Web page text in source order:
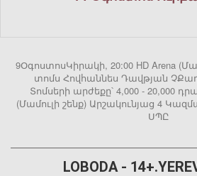
9ՕգոստոսԿիրակի, 20:00 HD Arena
տոմս Հովհաննես Դավթյան
Տոմսերի արժեքը՝ 4,000 - 20,000
(Մամուլի շենք) Արշակունյաց 4
ՍՊԸ
LOBODA -